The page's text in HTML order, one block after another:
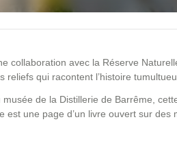
collaboration avec la Réserve
reliefs qui racontent l’histoire
de la Distillerie de Barrême,
une page d’un livre ouvert sur des